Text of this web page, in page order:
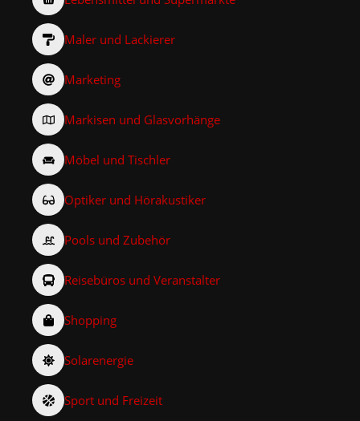
Maler und Lackierer
Marketing
Markisen und Glasvorhänge
Möbel und Tischler
Optiker und Hörakustiker
Pools und Zubehör
Reisebüros und Veranstalter
Shopping
Solarenergie
Sport und Freizeit